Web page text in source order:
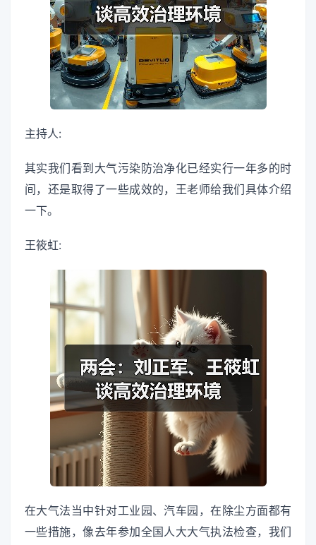
主持人:
其实我们看到大气污染防治净化已经实行一年多的时
间，还是取得了一些成效的，王老师给我们具体介绍
一下。
王筱虹:
在大气法当中针对工业园、汽车园，在除尘方面都有
一些措施，像去年参加全国人大大气执法检查，我们